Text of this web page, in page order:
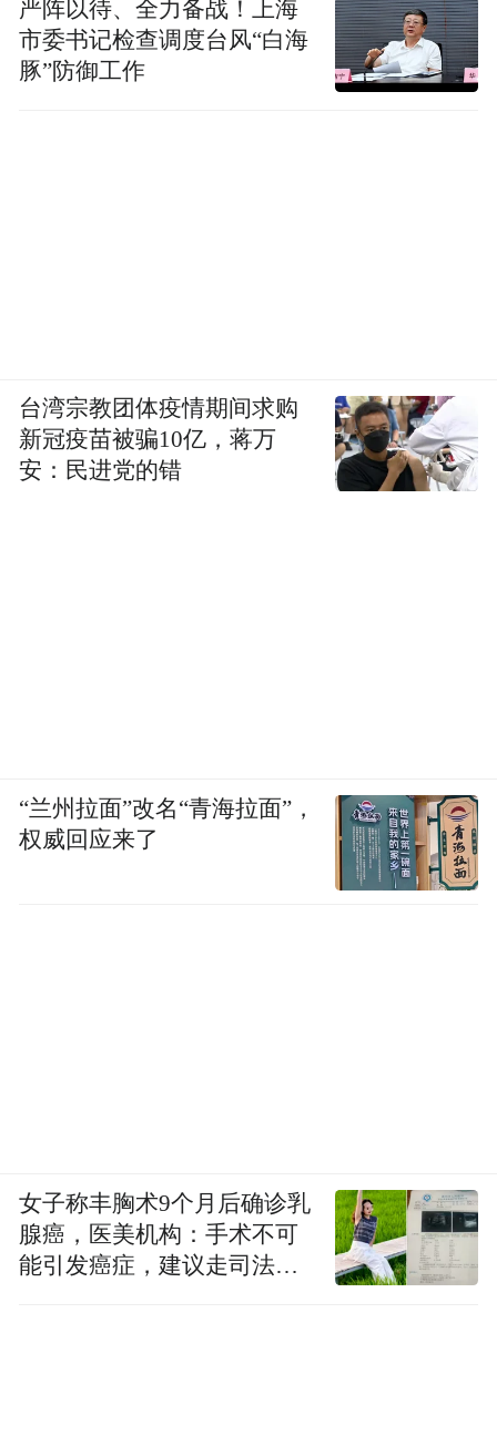
严阵以待、全力备战！上海
市委书记检查调度台风“白海
豚”防御工作
台湾宗教团体疫情期间求购
新冠疫苗被骗10亿，蒋万
安：民进党的错
“兰州拉面”改名“青海拉面”，
权威回应来了
女子称丰胸术9个月后确诊乳
腺癌，医美机构：手术不可
能引发癌症，建议走司法途